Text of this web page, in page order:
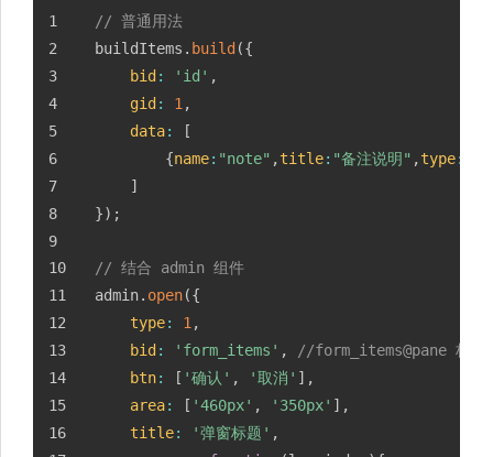
// 普通用法
buildItems . build ({
bid : 'id' ,
gid : 1 ,
data:
[
{name: "note" ,title: "备注说明" ,type:
]
}) ;
// 结合 admin 组件
admin. open({
type: 1 ,
bid : 'form_items' ,
//form_items@pane 标题
btn: [ '确认' , '取消' ] ,
area: [ '460px' , '350px' ] ,
title: '弹窗标题' ,